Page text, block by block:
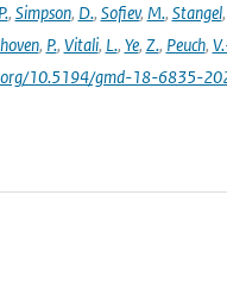
P., Simpson, D., Sofiev, M., Stangel,
, P., Vitali, L., Ye, Z., Peuch,
10.5194/gmd-18-6835-